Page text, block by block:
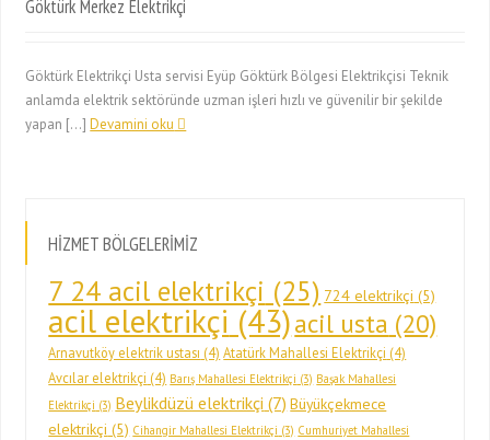
Göktürk Merkez Elektrikçi
Göktürk Elektrikçi Usta servisi Eyüp Göktürk Bölgesi Elektrikçisi Teknik
anlamda elektrik sektöründe uzman işleri hızlı ve güvenilir bir şekilde
yapan […]Devamini oku
HİZMET BÖLGELERİMİZ
7 24 acil elektrikçi (25) 724 elektrikçi (5)
acil elektrikçi (43)acil usta (20)
Arnavutköy elektrik ustası (4) Atatürk Mahallesi Elektrikçi (4)
Avcılar elektrikçi (4) Barış Mahallesi Elektrikçi (3) Başak Mahallesi
Elektrikçi (3) Beylikdüzü elektrikçi (7) Büyükçekmece
elektrikçi (5) Cihangir Mahallesi Elektrikçi (3) Cumhuriyet Mahallesi